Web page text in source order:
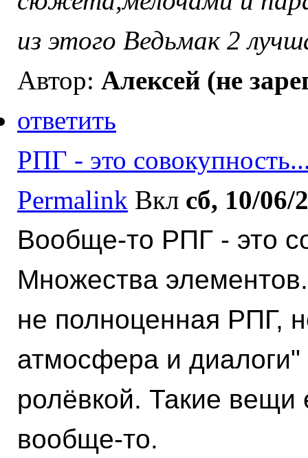
из этого Ведьмак 2
Автор: Алексей (не
ответить
РПГ - это
Permalink Вкл сб, 10/06/
Вообще-то РПГ - это
Множества
не полноценная РПГ,
атмосфера и
ролёвкой. Такие вещи
вообще-то.